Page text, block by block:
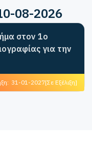
08-2026
στον 1ο
για την
31-01-2027[Σε Εξέλιξη]